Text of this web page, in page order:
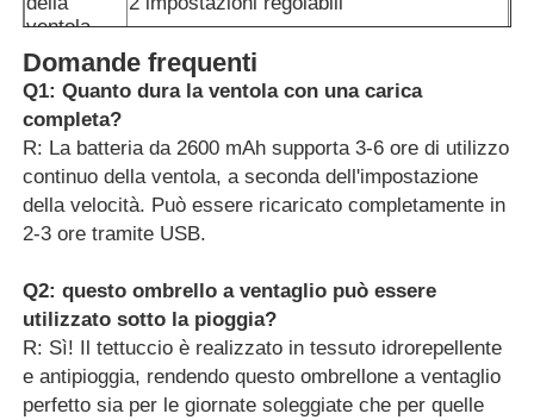
ventola
Metodo di
ricarica
Ricaricabile tramite USB
Funzioni
principali
Ventola di raffreddamento elettrica,
ricarica per telefono cellulare
Colori
disponibili
Rosso, blu, giallo, arancione, nero, viola,
rosa, ecc.
Gestire il
Plastica antiscivolo con cinturino da polso
Materiale
della
costola
Materiale in fibra di vetro per resistenza al
vento
Domande frequenti
Q1: Quanto dura la ventola con una carica
completa?
R: La batteria da 2600 mAh supporta 3-6 ore di utilizzo
continuo della ventola, a seconda dell'impostazione
della velocità. Può essere ricaricato completamente in
2-3 ore tramite USB.
Q2: questo ombrello a ventaglio può essere
utilizzato sotto la pioggia?
R: Sì! Il tettuccio è realizzato in tessuto idrorepellente
e antipioggia, rendendo questo ombrellone a ventaglio
perfetto sia per le giornate soleggiate che per quelle